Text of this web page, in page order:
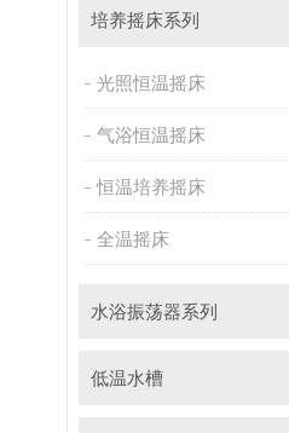
培养摇床系列
光照恒温摇床
气浴恒温摇床
恒温培养摇床
全温摇床
水浴振荡器系列
低温水槽